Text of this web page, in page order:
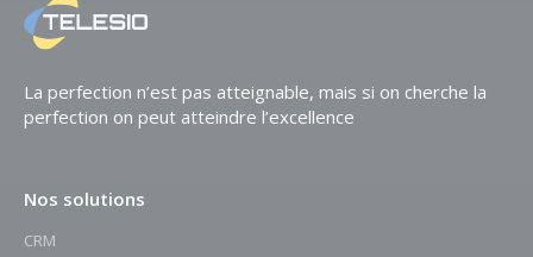
La perfection n’est pas atteignable, mais si on cherche la
perfection on peut atteindre l’excellence
Nos solutions
CRM